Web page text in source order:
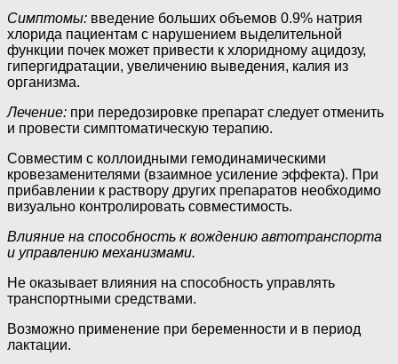
Симптомы: введение больших объемов 0.9% натрия
хлорида пациентам с нарушением выделительной
функции почек может привести к хлоридному ацидозу,
гипергидратации, увеличению выведения, калия из
организма.
Лечение: при передозировке препарат следует отменить
и провести симптоматическую терапию.
Совместим с коллоидными гемодинамическими
кровезаменителями (взаимное усиление эффекта). При
прибавлении к раствору других препаратов необходимо
визуально контролировать совместимость.
Влияние на способность к вождению автотранспорта
и управлению механизмами.
Не оказывает влияния на способность управлять
транспортными средствами.
Возможно применение при беременности и в период
лактации.